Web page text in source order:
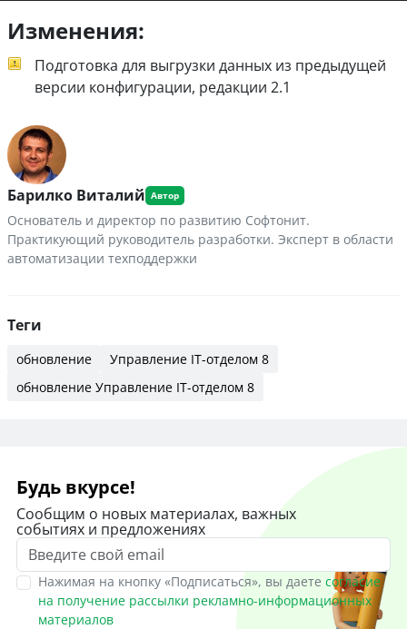
Изменения:
Подготовка для выгрузки данных из предыдущей
версии конфигурации, редакции 2.1
Барилко Виталий
Основатель и директор по развитию Софтонит.
Практикующий руководитель разработки. Эксперт в области
автоматизации техподдержки
Теги
обновление
Управление IT-отделом 8
обновление Управление IT-отделом 8
Будь вкурсе!
Сообщим о новых материалах, важных
событиях и предложениях
Нажимая на кнопку «Подписаться», вы даете согласие
на получение рассылки рекламно-информационных
материалов